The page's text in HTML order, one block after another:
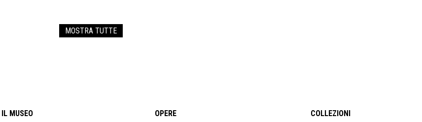
MOSTRA TUTTE
IL MUSEO
OPERE
COLLEZIONI